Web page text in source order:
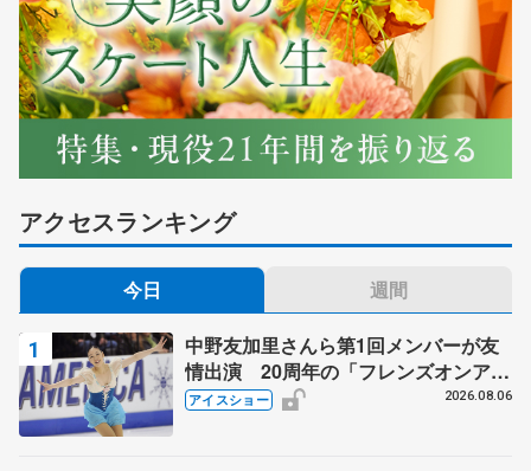
アクセスランキング
今日 週間
中野友加里さんら第1回メンバーが友
情出演 20周年の「フレンズオンアイ
ス」 宮本賢二さん、有川梨絵さん、
アイスショー 2026.08.06